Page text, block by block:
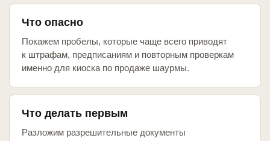
Что опасно
Покажем пробелы, которые чаще всего приводят
к штрафам, предписаниям и повторным проверкам
именно для киоска по продаже шаурмы.
Что делать первым
Разложим разрешительные документы